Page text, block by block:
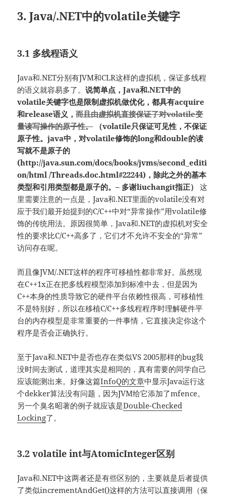
3. Java/.NET中的volatile关键字
3.1 多线程语义
Java和.NET分别有JVM和CLR这样的虚拟机，保证多线程
的语义就容易多了。说简单点，Java和.NET中的
volatile关键字也是限制虚拟机做优化，都具有acquire
和release语义，而且由虚拟机直接保证了对volatile变
量读写操作的原子性。（volatile只保证可见性，不保证
原子性。java中，对volatile修饰的long和double的读
写就不是原子的
(http://java.sun.com/docs/books/jvms/second_editi
on/html /Threads.doc.html#22244)，除此之外的基本
类型和引用类型都是原子的。– 多谢liuchangit指正）这
里需要注意的一点是，Java和.NET里面的volatile没有对
应于我们最开始提到的C/C++中对“异常操作”用volatile修
饰的传统用法。原因很简单，Java和.NET的虚拟机对安全
性的要求比C/C++高多了，它们才不允许不安全的“异常”
访问存在呢。
而且像JVM/.NET这样的程序可移植性都非常好。虽然现
在C++1x正在把多线程模型添加到标准中去，但是因为
C++本身的性质导致它的硬件平台依赖性很高，可移植性
不是特别好，所以在移植C/C++多线程程序时理解硬件平
台的内存模型是非常重要的一件事情，它直接决定你这个
程序是否会正确执行。
至于Java和.NET中是否也存在类似VS 2005那样的bug我
没时间去测试，道理其实是相同的，真有需要的同学自己
应该能测出来。好像这篇InfoQ的文章中显示Java运行这
个dekker算法没有问题，因为JVM给它添加了mfence。
另一个臭名昭著的例子就应该是Double-Checked
Locking了。
3.2 volatile int与AtomicInteger区别
Java和.NET中这两者还是有些区别的，主要就是后者提供
了类似incrementAndGet()这样的方法可以直接调用（保